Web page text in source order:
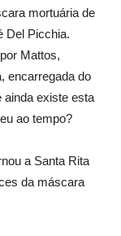
mortuária de
Del Picchia.
Mattos,
encarregada do
ainda existe esta
ao tempo?
a Santa Rita
da máscara